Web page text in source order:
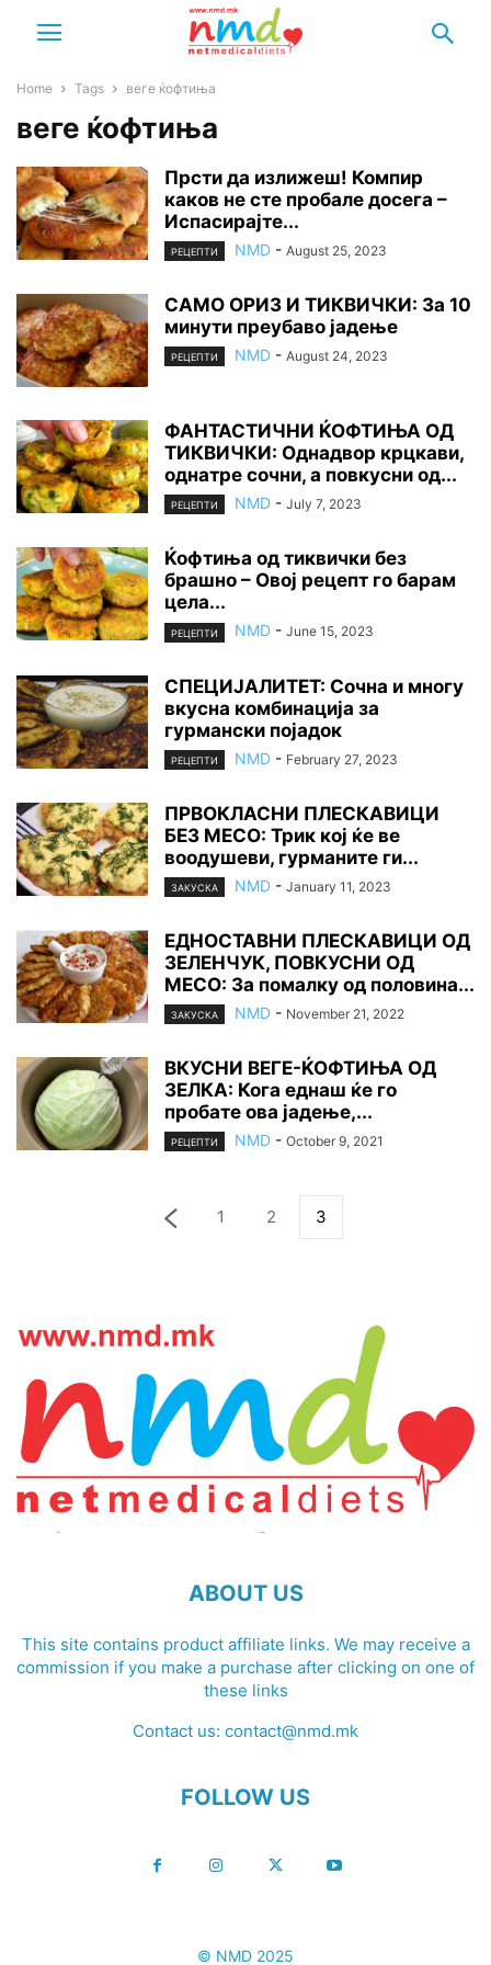
Home Tags веге ќофтиња
веге ќофтиња
Прсти да излижеш! Компир
каков не сте пробале досега –
Испасирајте...
РЕЦЕПТИ NMD - August 25, 2023
САМО ОРИЗ И ТИКВИЧКИ: За 10
минути преубаво јадење
РЕЦЕПТИ NMD - August 24, 2023
ФАНТАСТИЧНИ ЌОФТИЊА ОД
ТИКВИЧКИ: Однадвор крцкави,
однатре сочни, а повкусни од...
РЕЦЕПТИ NMD - July 7, 2023
Ќофтиња од тиквички без
брашно – Овој рецепт го барам
цела...
РЕЦЕПТИ NMD - June 15, 2023
СПЕЦИЈАЛИТЕТ: Сочна и многу
вкусна комбинација за
гурмански појадок
РЕЦЕПТИ NMD - February 27, 2023
ПРВОКЛАСНИ ПЛЕСКАВИЦИ
БЕЗ МЕСО: Трик кој ќе ве
воодушеви, гурманите ги...
ЗАКУСКА NMD - January 11, 2023
ЕДНОСТАВНИ ПЛЕСКАВИЦИ ОД
ЗЕЛЕНЧУК, ПОВКУСНИ ОД
МЕСО: За помалку од половина...
ЗАКУСКА NMD - November 21, 2022
ВКУСНИ ВЕГЕ-ЌОФТИЊА ОД
ЗЕЛКА: Кога еднаш ќе го
пробате ова јадење,...
РЕЦЕПТИ NMD - October 9, 2021
1 2 3
ABOUT US
This site contains product affiliate links. We may receive a
commission if you make a purchase after clicking on one of
these links
Contact us: contact@nmd.mk
FOLLOW US
© NMD 2025